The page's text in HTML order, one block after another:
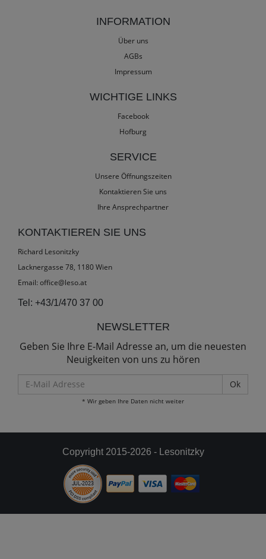
INFORMATION
Über uns
AGBs
Impressum
WICHTIGE LINKS
Facebook
Hofburg
SERVICE
Unsere Öffnungszeiten
Kontaktieren Sie uns
Ihre Ansprechpartner
KONTAKTIEREN SIE UNS
Richard Lesonitzky
Lacknergasse 78, 1180 Wien
Email: office@leso.at
Tel: +43/1/470 37 00
NEWSLETTER
Geben Sie Ihre E-Mail Adresse an, um die neuesten
Neuigkeiten von uns zu hören
Mail
Adresse
* Wir geben Ihre Daten nicht weiter
Copyright 2015-2026 - Lesonitzky